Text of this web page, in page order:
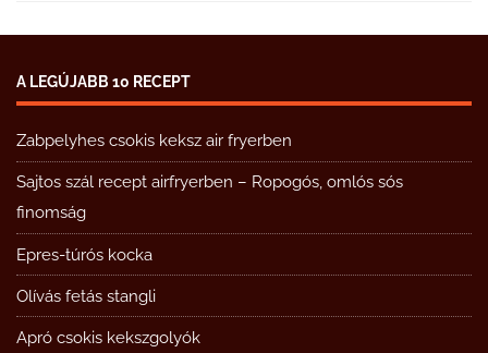
A LEGÚJABB 10 RECEPT
Zabpelyhes csokis keksz air fryerben
Sajtos szál recept airfryerben – Ropogós, omlós sós
finomság
Epres-túrós kocka
Olívás fetás stangli
Apró csokis kekszgolyók